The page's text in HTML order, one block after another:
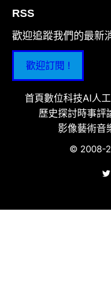
RSS
歡迎追蹤我們的最新
歡迎訂閱 !
首頁數位科技AI人
歷史探討時事評
影像藝術音
© 2008-
X